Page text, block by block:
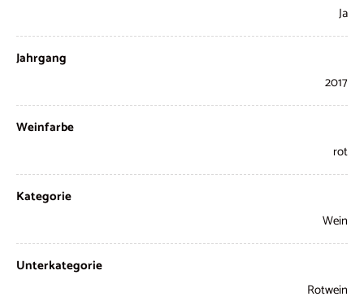
Ja
Jahrgang
2017
Weinfarbe
rot
Kategorie
Wein
Unterkategorie
Rotwein